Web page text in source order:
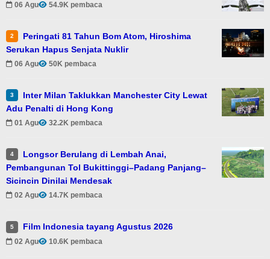
06 Agu 54.9K pembaca
2
Peringati 81 Tahun Bom Atom, Hiroshima
Serukan Hapus Senjata Nuklir
06 Agu 50K pembaca
3
Inter Milan Taklukkan Manchester City Lewat
Adu Penalti di Hong Kong
01 Agu 32.2K pembaca
4
Longsor Berulang di Lembah Anai,
Pembangunan Tol Bukittinggi–Padang Panjang–
Sicincin Dinilai Mendesak
02 Agu 14.7K pembaca
5 Film Indonesia tayang Agustus 2026
02 Agu 10.6K pembaca